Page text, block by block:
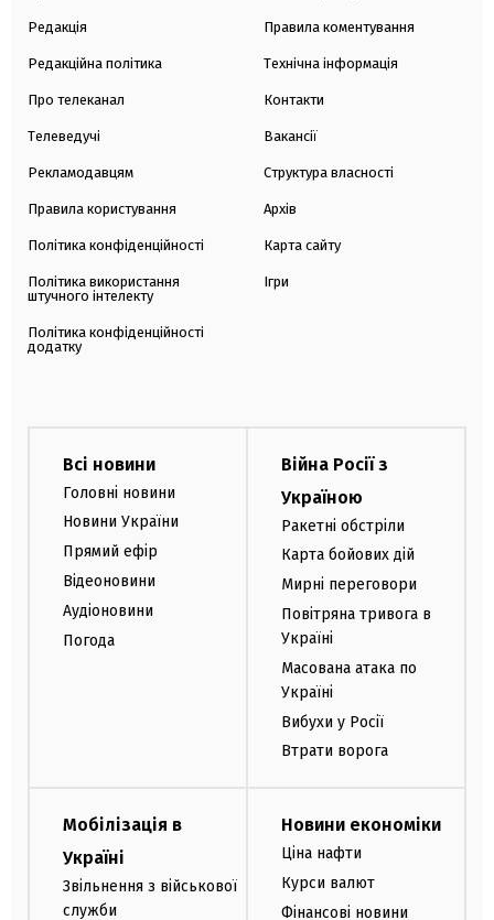
Редакція
Редакційна політика
Про телеканал
Телеведучі
Рекламодавцям
Правила користування
Політика конфіденційності
Політика використання
штучного інтелекту
Політика конфіденційності
додатку
Правила коментування
Технічна інформація
Контакти
Вакансії
Структура власності
Архів
Карта сайту
Ігри
Всі новини
Головні новини
Новини України
Прямий ефір
Відеоновини
Аудіоновини
Погода
Війна Росії з
Україною
Ракетні обстріли
Карта бойових дій
Мирні переговори
Повітряна тривога в
Україні
Масована атака по
Україні
Вибухи у Росії
Втрати ворога
Мобілізація в
Україні
Звільнення з військової
служби
Новини економіки
Ціна нафти
Курси валют
Фінансові новини